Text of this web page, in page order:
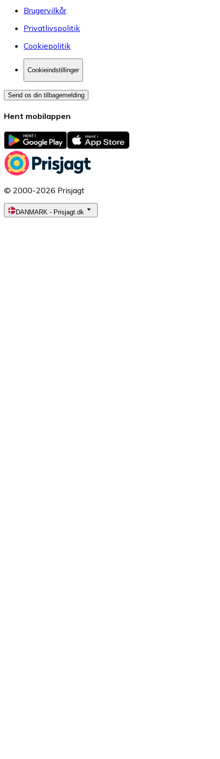
Brugervilkår
Privatlivspolitik
Cookiepolitik
Cookieindstillinger
Send os din tilbagemelding
Hent mobilappen
© 2000-2026 Prisjagt
DANMARK - Prisjagt.dk